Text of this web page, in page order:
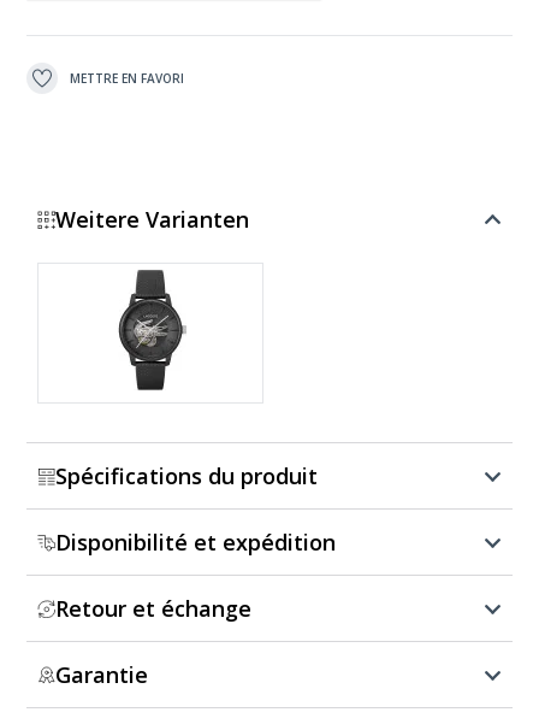
METTRE EN FAVORI
Weitere Varianten
Montrer plus
Spécifications du produit
Disponibilité et expédition
Retour et échange
Garantie